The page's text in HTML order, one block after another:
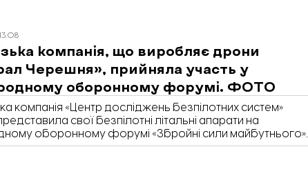
компанія, що виробляє дрони
Черешня», прийняла участь у
оборонному форумі. ФОТО
компанія «Центр досліджень безпілотних систем»
свої безпілотні літальні апарати на
оборонному форумі «Збройні сили майбутнього».
з 16 по 18 жовтня у Празі. Про це «Відбудові.